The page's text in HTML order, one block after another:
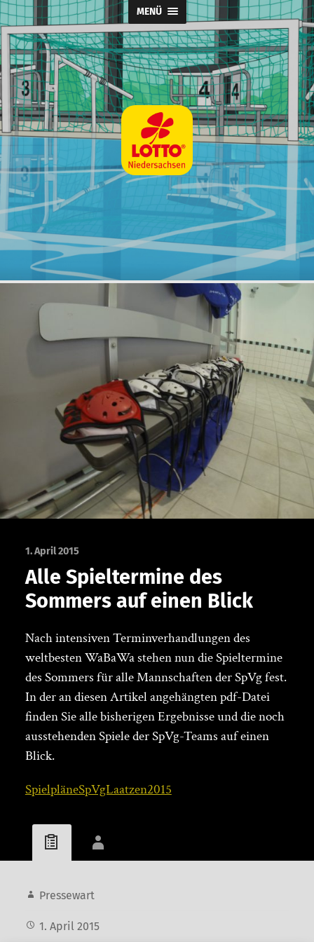
MENÜ
Wasserball
@
1. April 2015
Alle Spieltermine des
Sommers auf einen Blick
Nach intensiven Terminverhandlungen des
weltbesten WaBaWa stehen nun die Spieltermine
des Sommers für alle Mannschaften der SpVg fest.
In der an diesen Artikel angehängten pdf-Datei
finden Sie alle bisherigen Ergebnisse und die noch
ausstehenden Spiele der SpVg-Teams auf einen
Blick.
SpielpläneSpVgLaatzen2015
Pressewart
1. April 2015